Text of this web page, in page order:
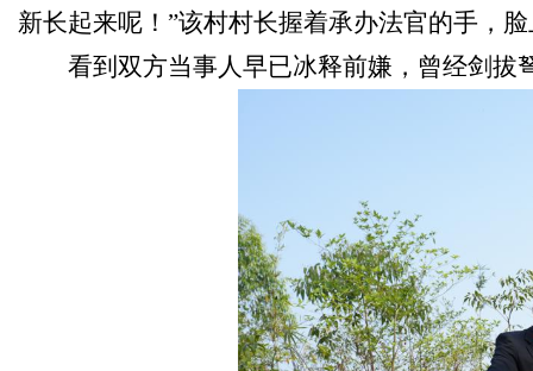
新长起来呢！”该村村长握着承办法官的手，
看到双方当事人早已冰释前嫌，曾经剑